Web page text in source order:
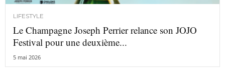
LIFESTYLE
Le Champagne Joseph Perrier relance son JOJO
Festival pour une deuxième...
5 mai 2026